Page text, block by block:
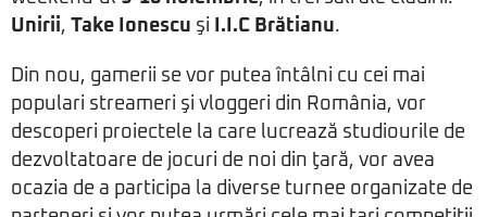
Unirii, Take Ionescu şi I.I.C Brătianu.
Din nou, gamerii se vor putea întâlni cu cei mai
populari streameri şi vloggeri din România, vor
descoperi proiectele la care lucrează studiourile de
dezvoltatoare de jocuri de noi din ţară, vor avea
ocazia de a participa la diverse turnee organizate de